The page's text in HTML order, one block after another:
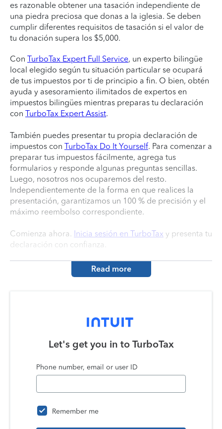
es razonable obtener una tasación independiente de
una piedra preciosa que donas a la iglesia. Se deben
cumplir diferentes requisitos de tasación si el valor de
tu donación supera los $5,000.
Con TurboTax Expert Full Service, un experto bilingüe
local elegido según tu situación particular se ocupará
de tus impuestos por ti de principio a fin. O bien, obtén
ayuda y asesoramiento ilimitados de expertos en
impuestos bilingües mientras preparas tu declaración
con TurboTax Expert Assist.
También puedes presentar tu propia declaración de
impuestos con TurboTax Do It Yourself. Para comenzar a
preparar tus impuestos fácilmente, agrega tus
formularios y responde algunas preguntas sencillas.
Luego, nosotros nos ocuparemos del resto.
Independientemente de la forma en que realices la
presentación, garantizamos un 100 % de precisión y el
máximo reembolso correspondiente.
Comienza ahora. Inicia sesión en TurboTax y presenta tu
declaración con confianza.
Read more
Let's get you in to TurboTax
Phone number, email or user ID
Remember me